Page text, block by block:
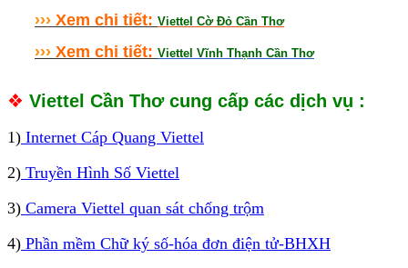
››› Xem chi tiết: Viettel Cờ Đỏ Cần Thơ
››› Xem chi tiết: Viettel Vĩnh Thạnh Cần Thơ
❖ Viettel Cần Thơ cung cấp các dịch vụ :
1) Internet Cáp Quang Viettel
2) Truyền Hình Số Viettel
3) Camera Viettel quan sát chống trộm
4) Phần mềm Chữ ký số-hóa đơn điện tử-BHXH